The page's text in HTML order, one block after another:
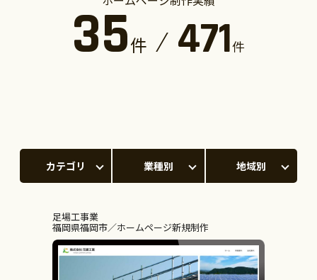
35件 471件
カテゴリ 業種別 地域別
足場工事業
福岡県福岡市 ホームページ新規制作